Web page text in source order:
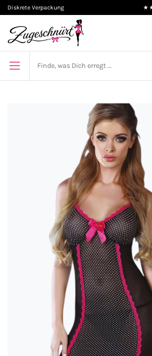
Diskrete Verpackung